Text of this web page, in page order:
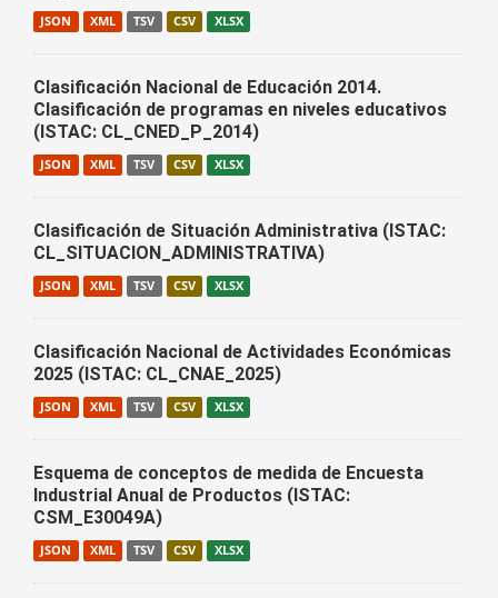
JSON XML TSV CSV XLSX
Clasificación Nacional de Educación 2014.
Clasificación de programas en niveles educativos
(ISTAC: CL_CNED_P_2014)
JSON XML TSV CSV XLSX
Clasificación de Situación Administrativa (ISTAC:
CL_SITUACION_ADMINISTRATIVA)
JSON XML TSV CSV XLSX
Clasificación Nacional de Actividades Económicas
2025 (ISTAC: CL_CNAE_2025)
JSON XML TSV CSV XLSX
Esquema de conceptos de medida de Encuesta
Industrial Anual de Productos (ISTAC:
CSM_E30049A)
JSON XML TSV CSV XLSX